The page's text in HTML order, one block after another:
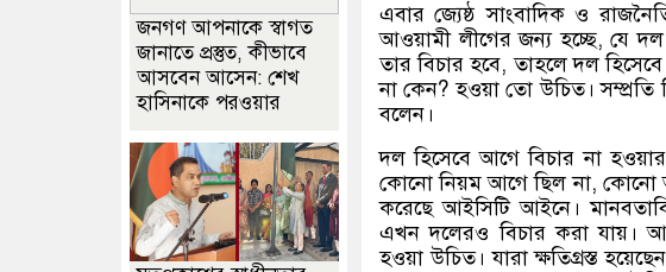
এবার জ্যেষ্ঠ সাংবাদিক ও
আওয়ামী লীগের জন্য হচ্ছে, যে
তার বিচার হবে, তাহলে দল
না কেন? হওয়া তো উচিত। সম্প্রতি
বলেন।
দল হিসেবে আগে বিচার না
কোনো নিয়ম আগে ছিল না,
করেছে আইসিটি আইনে।
এখন দলেরও বিচার করা যায়।
হওয়া উচিত। যারা ক্ষতিগ্রস্ত
জনগণ আপনাকে স্বাগত
জানাতে প্রস্তুত, কীভাবে
আসবেন আসেন: শেখ
হাসিনাকে পরওয়ার